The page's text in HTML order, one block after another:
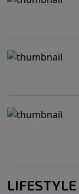
LIFESTYLE